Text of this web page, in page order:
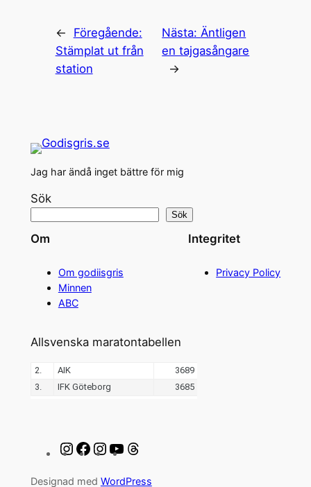
←
Föregående:
Stämplat ut från
station
Nästa:Äntligen
en tajgasångare
→
Jag har ändå inget bättre för mig
Sök
Sök
Om
Om godiisgris
Minnen
ABC
Integritet
Privacy Policy
Allsvenska maratontabellen
Instagram
Facebook
Instagram
YouTube
Designad med WordPress